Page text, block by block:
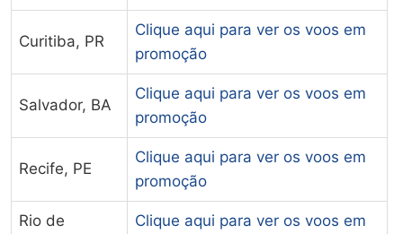
Curitiba, PR
Clique aqui para ver os voos em
promoção
Salvador, BA
Clique aqui para ver os voos em
promoção
Recife, PE
Clique aqui para ver os voos em
promoção
Rio de
Clique aqui para ver os voos em